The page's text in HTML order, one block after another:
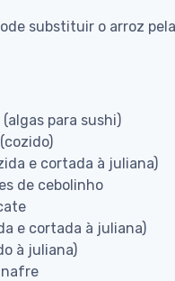
substituir o arroz
para sushi)
e cortada à juliana)
de cebolinho
e cortada à juliana)
à juliana)